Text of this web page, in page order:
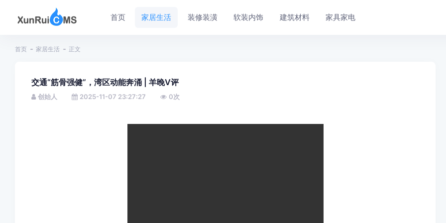
首页 家居生活 装修装潢 软装内饰 建筑材料 家具家电
首页 家居生活 正文
交通“筋骨强健”，湾区动能奔涌 | 羊晚V评
创始人 2025-11-07 23:27:27 0次